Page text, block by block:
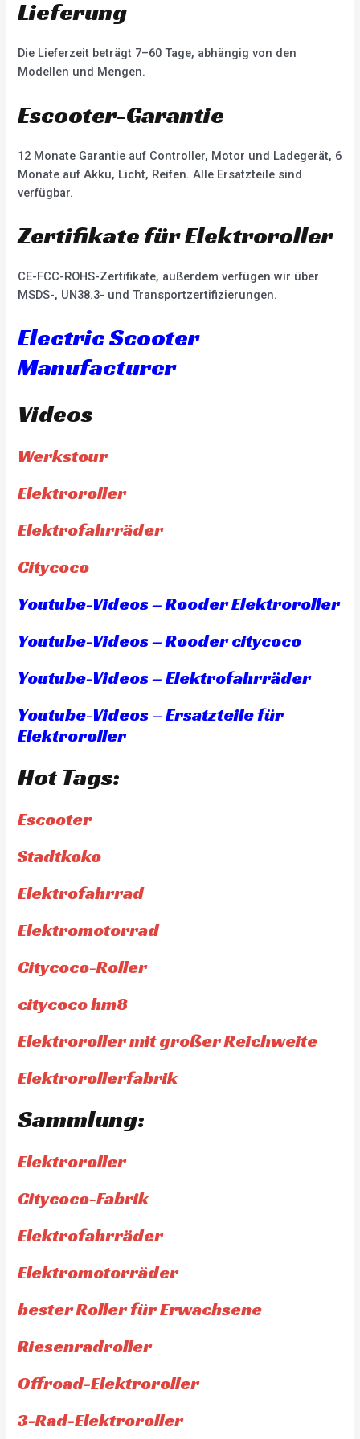
Lieferung
Die Lieferzeit beträgt 7–60 Tage, abhängig von den
Modellen und Mengen.
Escooter-Garantie
12 Monate Garantie auf Controller, Motor und Ladegerät, 6
Monate auf Akku, Licht, Reifen. Alle Ersatzteile sind
verfügbar.
Zertifikate für Elektroroller
CE-FCC-ROHS-Zertifikate, außerdem verfügen wir über
MSDS-, UN38.3- und Transportzertifizierungen.
Electric Scooter
Manufacturer
Videos
Werkstour
Elektroroller
Elektrofahrräder
Citycoco
Youtube-Videos – Rooder Elektroroller
Youtube-Videos – Rooder citycoco
Youtube-Videos – Elektrofahrräder
Youtube-Videos – Ersatzteile für
Elektroroller
Hot Tags:
Escooter
Stadtkoko
Elektrofahrrad
Elektromotorrad
Citycoco-Roller
citycoco hm8
Elektroroller mit großer Reichweite
Elektrorollerfabrik
Sammlung:
Elektroroller
Citycoco-Fabrik
Elektrofahrräder
Elektromotorräder
bester Roller für Erwachsene
Riesenradroller
Offroad-Elektroroller
3-Rad-Elektroroller